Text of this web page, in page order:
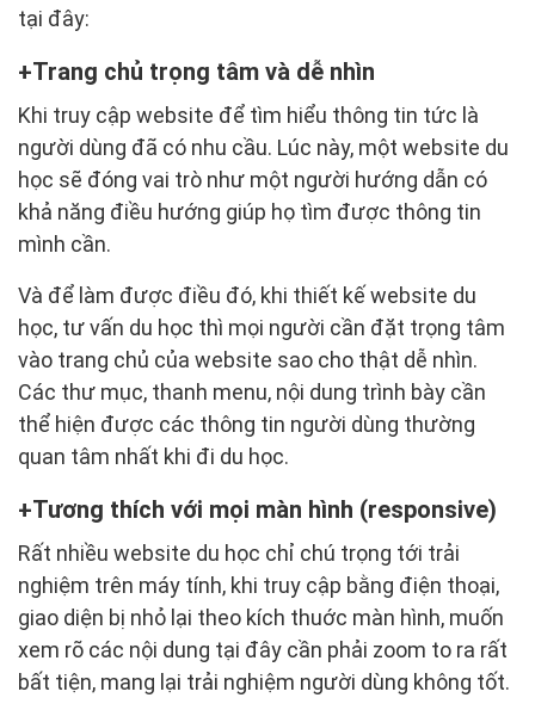
tại đây:
Trang chủ trọng tâm và dễ nhìn
Khi truy cập website để tìm hiểu thông tin tức là
người dùng đã có nhu cầu. Lúc này, một website du
học sẽ đóng vai trò như một người hướng dẫn có
khả năng điều hướng giúp họ tìm được thông tin
mình cần.
Và để làm được điều đó, khi thiết kế website du
học, tư vấn du học thì mọi người cần đặt trọng tâm
vào trang chủ của website sao cho thật dễ nhìn.
Các thư mục, thanh menu, nội dung trình bày cần
thể hiện được các thông tin người dùng thường
quan tâm nhất khi đi du học.
Tương thích với mọi màn hình (responsive)
Rất nhiều website du học chỉ chú trọng tới trải
nghiệm trên máy tính, khi truy cập bằng điện thoại,
giao diện bị nhỏ lại theo kích thuớc màn hình, muốn
xem rõ các nội dung tại đây cần phải zoom to ra rất
bất tiện, mang lại trải nghiệm người dùng không tốt.